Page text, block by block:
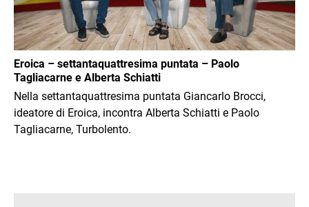
Eroica – settantaquattresima puntata – Paolo
Tagliacarne e Alberta Schiatti
Nella settantaquattresima puntata Giancarlo Brocci,
ideatore di Eroica, incontra Alberta Schiatti e Paolo
Tagliacarne, Turbolento.